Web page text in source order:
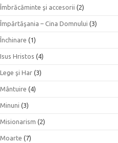
Îmbrăcăminte şi accesorii (2)
Împărtăşania – Cina Domnului (3)
Închinare (1)
Isus Hristos (4)
Lege şi Har (3)
Mântuire (4)
Minuni (3)
Misionarism (2)
Moarte (7)